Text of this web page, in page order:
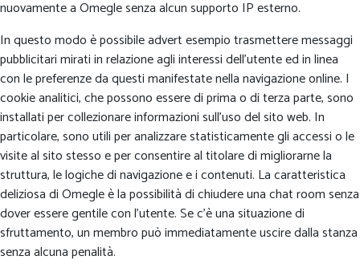
nuovamente a Omegle senza alcun supporto IP esterno.
In questo modo è possibile advert esempio trasmettere messaggi
pubblicitari mirati in relazione agli interessi dell’utente ed in linea
con le preferenze da questi manifestate nella navigazione online. I
cookie analitici, che possono essere di prima o di terza parte, sono
installati per collezionare informazioni sull’uso del sito web. In
particolare, sono utili per analizzare statisticamente gli accessi o le
visite al sito stesso e per consentire al titolare di migliorarne la
struttura, le logiche di navigazione e i contenuti. La caratteristica
deliziosa di Omegle è la possibilità di chiudere una chat room senza
dover essere gentile con l’utente. Se c’è una situazione di
sfruttamento, un membro può immediatamente uscire dalla stanza
senza alcuna penalità.